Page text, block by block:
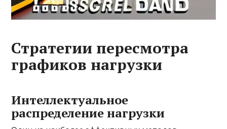
Стратегии пересмотра
графиков нагрузки
Интеллектуальное
распределение нагрузки